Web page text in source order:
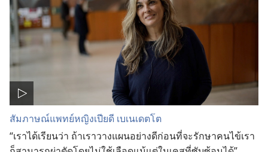
สัมภาษณ์แพทย์หญิงเปียดี เบเนเดตโต
“เราได้เรียนว่า ถ้าเราวางแผนอย่างดีก่อนที่จะรักษาคนไข้เรา